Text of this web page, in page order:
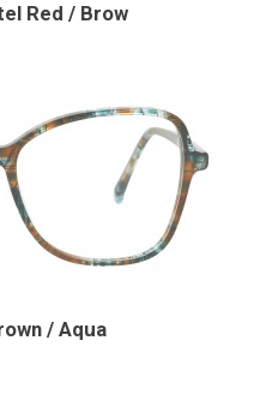
Red / Brow
/ Aqua